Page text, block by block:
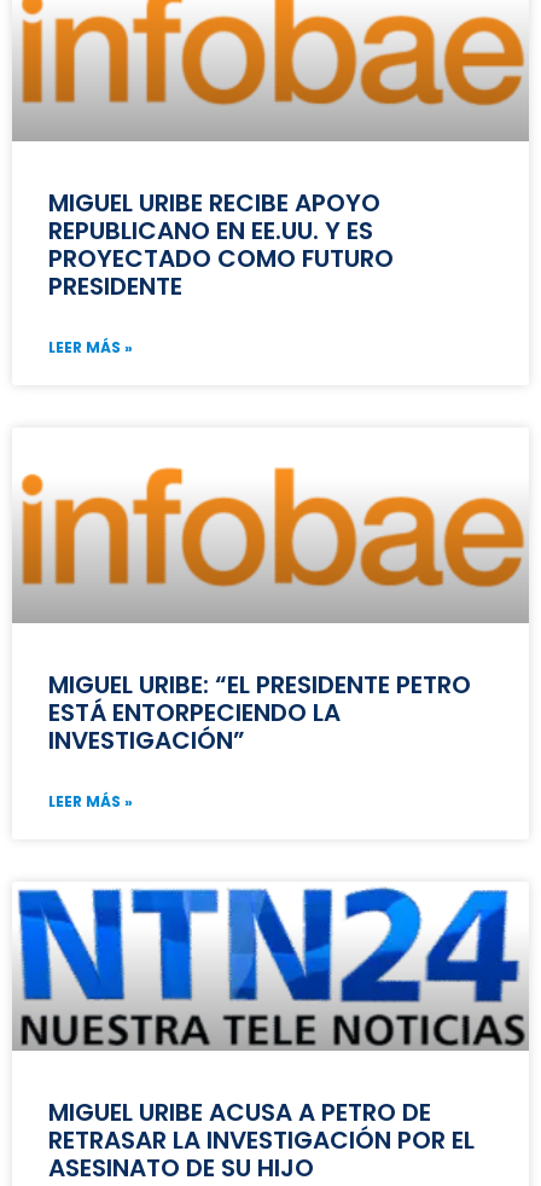
MIGUEL URIBE RECIBE APOYO
REPUBLICANO EN EE.UU. Y ES
PROYECTADO COMO FUTURO
PRESIDENTE
LEER MÁS »
MIGUEL URIBE: “EL PRESIDENTE PETRO
ESTÁ ENTORPECIENDO LA
INVESTIGACIÓN”
LEER MÁS »
MIGUEL URIBE ACUSA A PETRO DE
RETRASAR LA INVESTIGACIÓN POR EL
ASESINATO DE SU HIJO